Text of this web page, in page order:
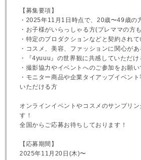
【募集要項】
・2025年11月1日時点で、20歳〜49歳の
・お子様がいらっしゃる方(プレママの方
・特定のプロダクションなどと契約され
・コスメ、美容、ファッションに関心があ
・『4yuuu』の世界観に共感していただけ
・撮影協力やイベントへのご参加をお願い
・モニター商品や企業タイアップイベン
いただける方
オンラインイベントやコスメのサンプリ
す！
全国からご応募お待ちしております！
【応募期間】
2025年11月20日(木)〜